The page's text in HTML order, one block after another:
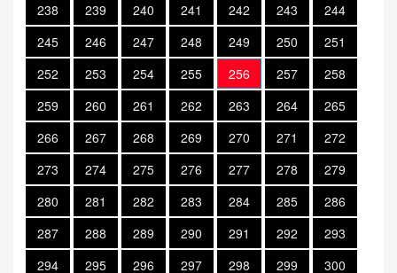
238
239 240 241 242 243
244
245
246 247 248 249 250
251
252
253 254 255 256 257
258
259
260 261 262 263 264
265
266
267 268 269 270 271
272
273
274 275 276 277 278
279
280
281 282 283 284 285
286
287
288 289 290 291 292
293
294
295 296 297 298 299
300